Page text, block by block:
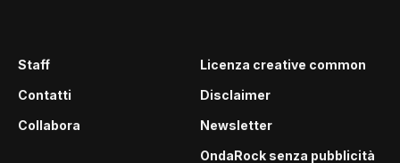
Staff
Contatti
Collabora
Licenza creative common
Disclaimer
Newsletter
OndaRock senza pubblicità